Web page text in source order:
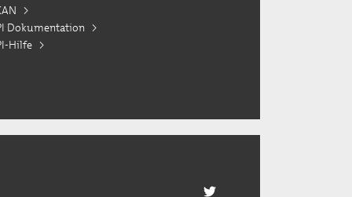
Dokumentation
Hilfe